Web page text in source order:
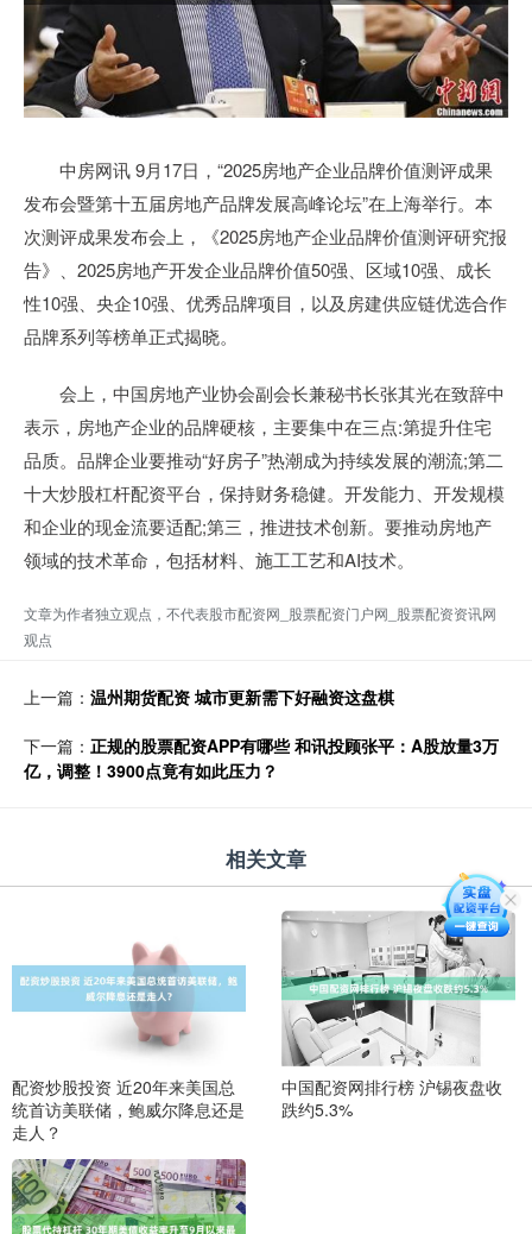
中房网讯 9月17日，“2025房地产企业品牌价值测评成果
发布会暨第十五届房地产品牌发展高峰论坛”在上海举行。本
次测评成果发布会上，《2025房地产企业品牌价值测评研究报
告》、2025房地产开发企业品牌价值50强、区域10强、成长
性10强、央企10强、优秀品牌项目，以及房建供应链优选合作
品牌系列等榜单正式揭晓。
会上，中国房地产业协会副会长兼秘书长张其光在致辞中
表示，房地产企业的品牌硬核，主要集中在三点:第提升住宅
品质。品牌企业要推动“好房子”热潮成为持续发展的潮流;第二
十大炒股杠杆配资平台，保持财务稳健。开发能力、开发规模
和企业的现金流要适配;第三，推进技术创新。要推动房地产
领域的技术革命，包括材料、施工工艺和AI技术。
文章为作者独立观点，不代表股市配资网_股票配资门户网_股票配资资讯网
观点
上一篇： 温州期货配资 城市更新需下好融资这盘棋
下一篇： 正规的股票配资APP有哪些 和讯投顾张平：A股放量3万
亿，调整！3900点竟有如此压力？
相关文章
配资炒股投资 近20年来美国总
统首访美联储，鲍威尔降息还是
走人？
中国配资网排行榜 沪锡夜盘收
跌约5.3%